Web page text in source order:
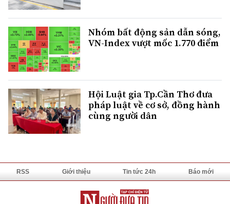
Nhóm bất động sản dẫn sóng,
VN-Index vượt mốc 1.770 điểm
Hội Luật gia Tp.Cần Thơ đưa
pháp luật về cơ sở, đồng hành
cùng người dân
RSS Giới thiệu Tin tức 24h Báo mới